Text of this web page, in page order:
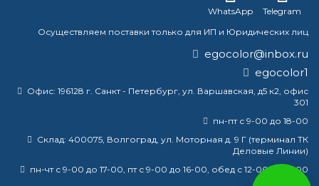
преобразователя ржавчины?
Чем бюджетно покрыть крышу
Для чего применяют толуол?
В какой цвет нужно красить трубы
WhatsApp
Telegram
Осуществляем поставки только для ИП и Юридических лиц
egocolor@inbox.ru
egocolor1
Офис: 196128 г. Санкт - Петербург, ул. Варшавская, д5 к2, офис
301
пн-пт с 9-00 до 18-00
Склад: 400075, Волгоград, ул. Моторная д. 9 Г (терминал ТК
Деловые Линии)
пн-чт с 9-00 до 17-00, пт с 9-00 до 16-00, обед с 12-00 до 13-00